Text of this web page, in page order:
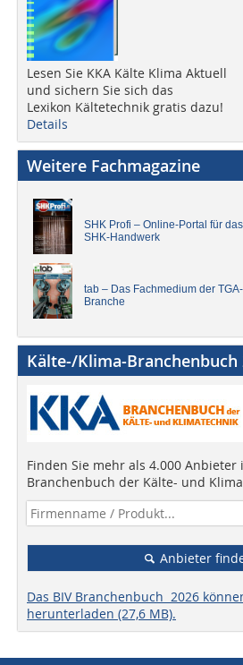
Lesen Sie KKA Kälte Klima Aktuell
und sichern Sie sich das
Lexikon Kältetechnik gratis dazu!
Details
Weitere Fachmagazine
SHK Profi – Online-Portal für das
SHK-Handwerk
tab – Das Fachmedium der TGA-
Branche
Kälte-/Klima-Branchenbuch
Finden Sie mehr als 4.000 Anbieter
Branchenbuch der Kälte- und
Anbieter
Das BIV Branchenbuch 2026
herunterladen (27,6 MB).